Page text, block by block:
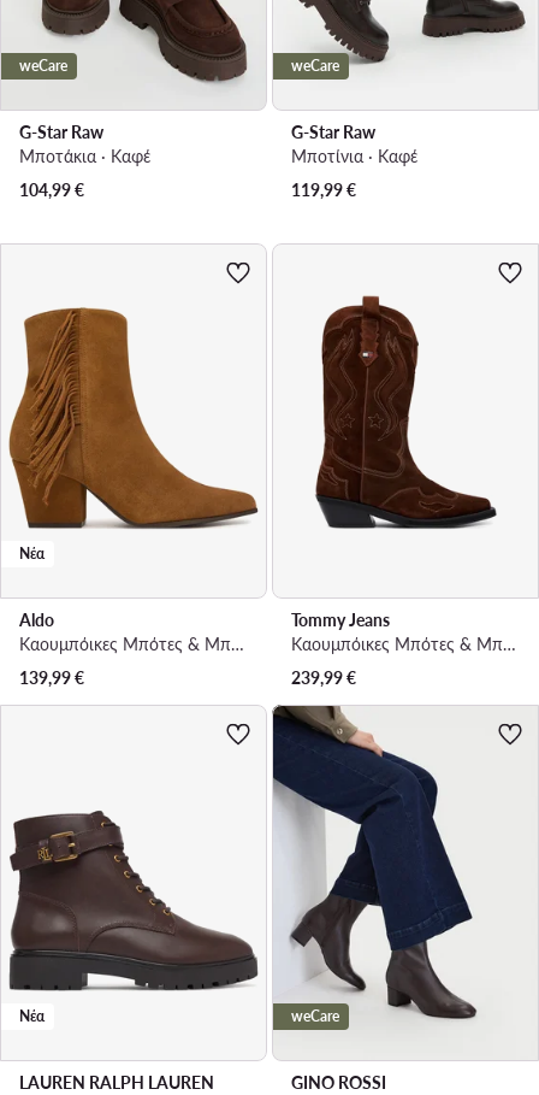
weCare
G-Star Raw
Μποτάκια · Καφέ
104,99€
weCare
G-Star Raw
Μποτίνια · Καφέ
119,99€
Νέα
Aldo
Καουμπόικες Μπότες & Μποτάκια · Καφέ · 6.5 cm
139,99€
Tommy Jeans
Καουμπόικες Μπότες & Μποτάκια · Καφέ
239,99€
Νέα
LAUREN RALPH LAUREN
weCare
GINO ROSSI